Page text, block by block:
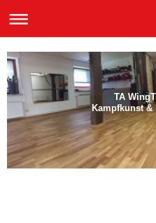
TA
Kampfkunst